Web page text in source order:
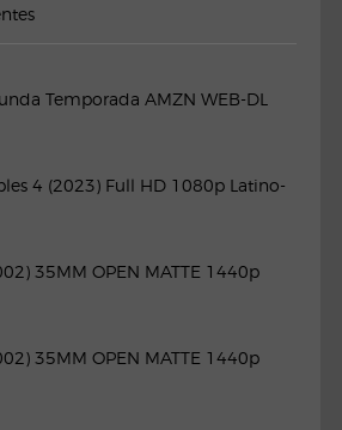
Temporada AMZN WEB-DL
4 (2023) Full HD 1080p Latino-
35MM OPEN MATTE 1440p
35MM OPEN MATTE 1440p